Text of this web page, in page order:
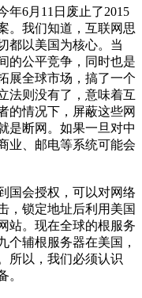
年6月11日废止了2015
。我们知道，互联网思
都以美国为核心。当
的公平竞争，同时也是
展全球市场，搞了一个
法则没有了，意味着互
的情况下，屏蔽这些网
是断网。如果一旦对中
业、邮电等系统可能会
国会授权，可以对网络
，锁定地址后利用美国
站。现在全球的根服务
个辅根服务器在美国，
所以，我们必须认识
。